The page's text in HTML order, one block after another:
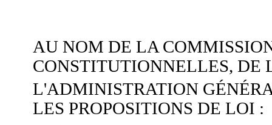
AU NOM DE LA
CONSTITUTIONNELLES, DE
L'ADMINISTRATION
LES PROPOSITIONS DE LOI :